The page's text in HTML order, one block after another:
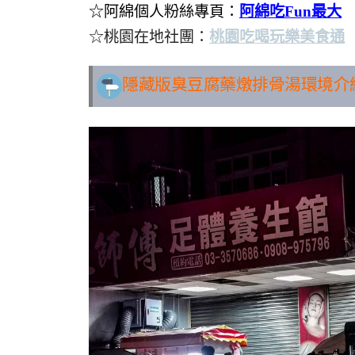
☆阿綿個人粉絲專頁： 阿綿吃Fun最大
☆桃園在地社團： 桃園吃喝玩樂美食通
隱藏版臭豆腐藥燉排骨湯環境介